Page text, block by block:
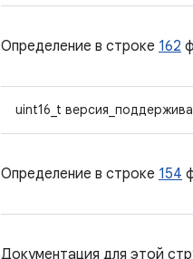
Определение в строке 162
uint16_t
Определение в строке 154
Документация для этой